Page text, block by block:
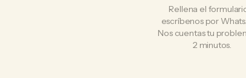
Rellena el
escríbenos por
Nos cuentas tu
2 minutos.